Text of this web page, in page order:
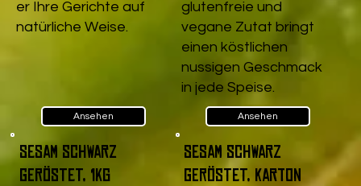
er Ihre Gerichte auf
natürliche Weise.
Ansehen
glutenfreie und
vegane Zutat bringt
einen köstlichen
nussigen Geschmack
in jede Speise.
Ansehen
Sesam schwarz
geröstet, 1kg
Sesam schwarz
geröstet, Karton